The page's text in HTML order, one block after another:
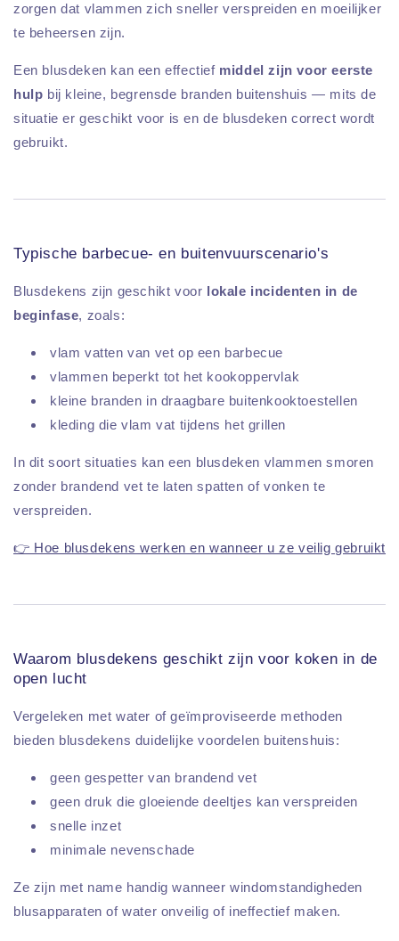
zorgen dat vlammen zich sneller verspreiden en moeilijker
te beheersen zijn.
Een blusdeken kan een effectief middel zijn voor eerste
hulp bij kleine, begrensde branden buitenshuis — mits de
situatie er geschikt voor is en de blusdeken correct wordt
gebruikt.
Typische barbecue- en buitenvuurscenario's
Blusdekens zijn geschikt voor lokale incidenten in de
beginfase, zoals:
vlam vatten van vet op een barbecue
vlammen beperkt tot het kookoppervlak
kleine branden in draagbare buitenkooktoestellen
kleding die vlam vat tijdens het grillen
In dit soort situaties kan een blusdeken vlammen smoren
zonder brandend vet te laten spatten of vonken te
verspreiden.
👉 Hoe blusdekens werken en wanneer u ze veilig gebruikt
Waarom blusdekens geschikt zijn voor koken in de
open lucht
Vergeleken met water of geïmproviseerde methoden
bieden blusdekens duidelijke voordelen buitenshuis:
geen gespetter van brandend vet
geen druk die gloeiende deeltjes kan verspreiden
snelle inzet
minimale nevenschade
Ze zijn met name handig wanneer windomstandigheden
blusapparaten of water onveilig of ineffectief maken.